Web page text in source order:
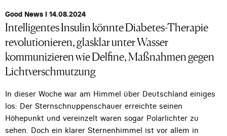
Good News I 14.08.2024
Intelligentes Insulin könnte Diabetes-Therapie
revolutionieren, glasklar unter Wasser
kommunizieren wie Delfine, Maßnahmen gegen
Lichtverschmutzung
In dieser Woche war am Himmel über Deutschland einiges
los: Der Sternschnuppenschauer erreichte seinen
Höhepunkt und vereinzelt waren sogar Polarlichter zu
sehen. Doch ein klarer Sternenhimmel ist vor allem in